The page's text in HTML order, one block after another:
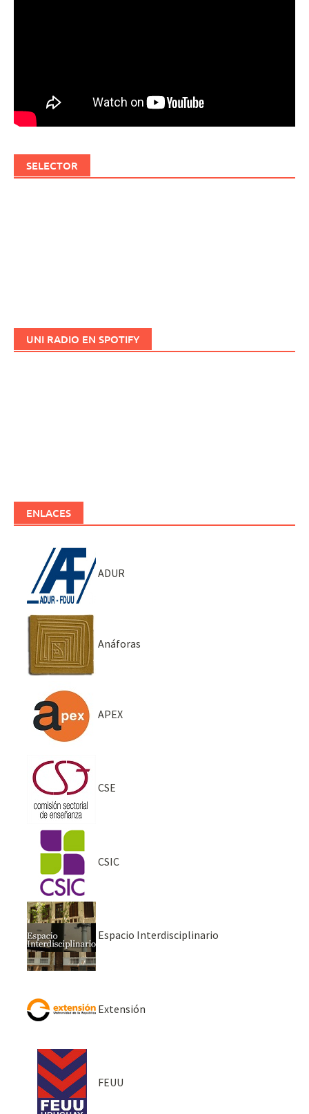
SELECTOR
UNI RADIO EN SPOTIFY
ENLACES
ADUR
Anáforas
APEX
CSE
CSIC
Espacio Interdisciplinario
Extensión
FEUU